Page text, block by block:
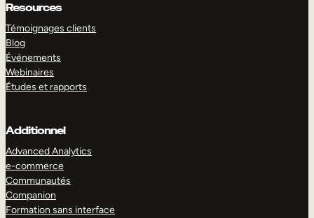
Resources
Témoignages clients
Blog
Événements
Webinaires
Études et rapports
Additionnel
Advanced Analytics
e-commerce
Communautés
Companion
Formation sans interface